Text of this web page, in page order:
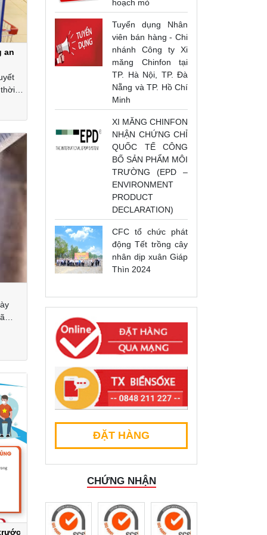
an
hoạch mỏ
Tuyển dụng Nhân
viên bán hàng - Chi
nhánh Công ty Xi
măng Chinfon tại
TP. Hà Nội, TP. Đà
Nẵng và TP. Hồ Chí
Minh
XI MĂNG CHINFON
NHẬN CHỨNG CHỈ
QUỐC TẾ CÔNG
BỐ SẢN PHẨM MÔI
TRƯỜNG (EPD –
ENVIRONMENT
PRODUCT
DECLARATION)
CFC tổ chức phát
động Tết trồng cây
nhân dịp xuân Giáp
Thìn 2024
ĐẶT HÀNG
CHỨNG NHẬN